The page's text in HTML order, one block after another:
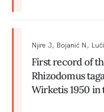
Njire J, Bojanić N,
First record of
Rhizodomus
Wirketis 1950 in